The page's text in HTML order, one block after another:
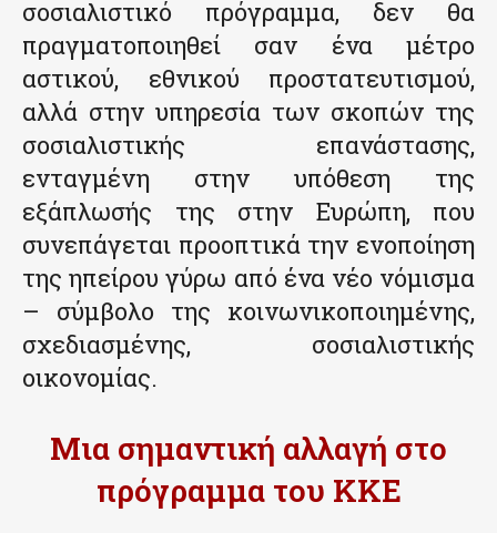
σοσιαλιστικό πρόγραμμα, δεν θα
πραγματοποιηθεί σαν ένα μέτρο
αστικού, εθνικού προστατευτισμού,
αλλά στην υπηρεσία των σκοπών της
σοσιαλιστικής επανάστασης,
ενταγμένη στην υπόθεση της
εξάπλωσής της στην Ευρώπη, που
συνεπάγεται προοπτικά την ενοποίηση
της ηπείρου γύρω από ένα νέο νόμισμα
– σύμβολο της κοινωνικοποιημένης,
σχεδιασμένης, σοσιαλιστικής
οικονομίας.
Μια σημαντική αλλαγή στο
πρόγραμμα του ΚΚΕ